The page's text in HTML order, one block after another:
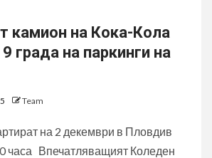
камион на Кока-Кола
града на паркинги на
Team
на 2 декември в Пловдив
часа Впечатляващият Коледен